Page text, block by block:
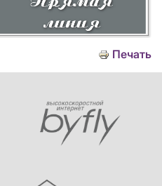
Печать